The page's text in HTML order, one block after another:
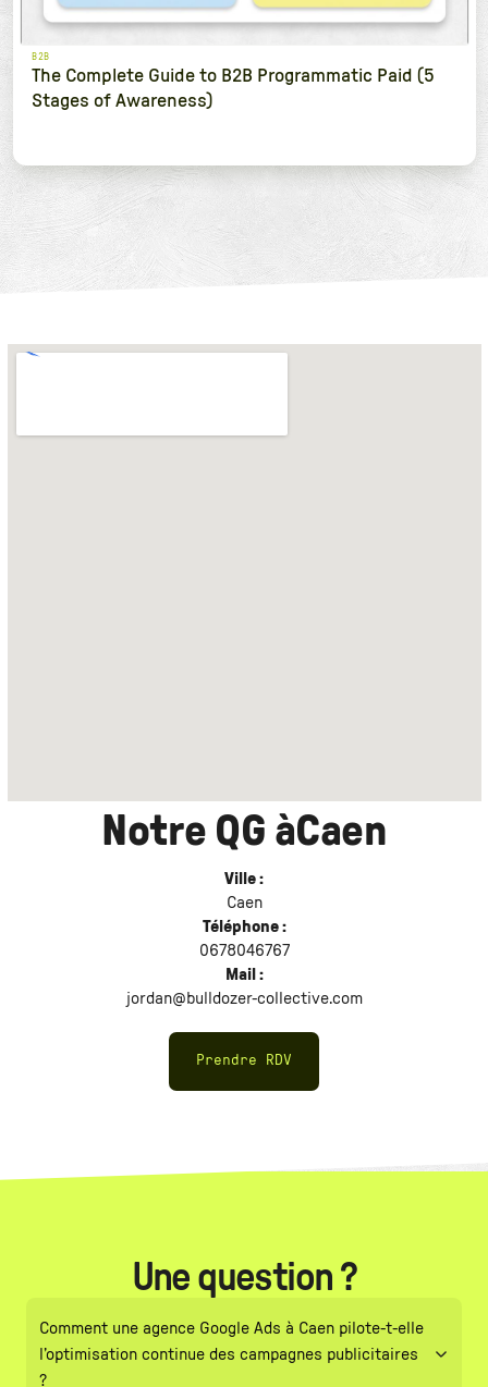
B2B
The Complete Guide to B2B Programmatic Paid (5
Stages of Awareness)
Notre QG àCaen
Ville :
Caen
Téléphone :
0678046767
Mail :
jordan@bulldozer-collective.com
Prendre RDV
Une question ?
Comment une agence Google Ads à Caen pilote-t-elle
l’optimisation continue des campagnes publicitaires
?